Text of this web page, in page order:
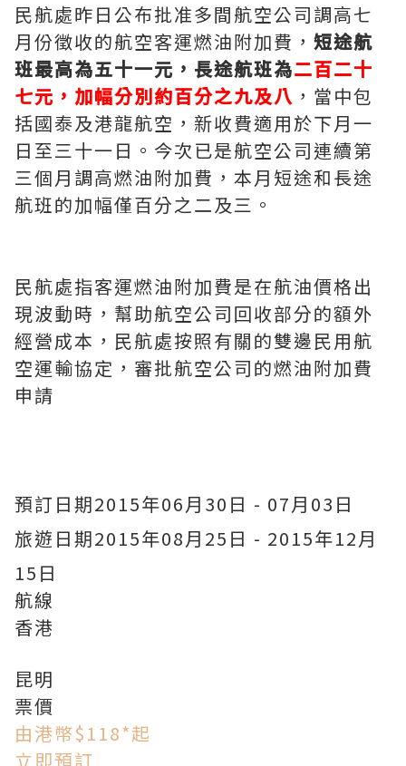
民航處昨日公布批准多間航空公司調高七
月份徵收的航空客運燃油附加費， 短途航
班最高為五十一元，長途航班為二百二十
七元，加幅分別約百分之九及八 ，當中包
括國泰及港龍航空，新收費適用於下月一
日至三十一日。今次已是航空公司連續第
三個月調高燃油附加費，本月短途和長途
航班的加幅僅百分之二及三。
民航處指客運燃油附加費是在航油價格出
現波動時，幫助航空公司回收部分的額外
經營成本，民航處按照有關的雙邊民用航
空運輸協定，審批航空公司的燃油附加費
申請
預訂日期2015年06月30日 - 07月03日
旅遊日期2015年08月25日 - 2015年12月
15日
航線
香港
昆明
票價
由港幣$118*起
立即預訂